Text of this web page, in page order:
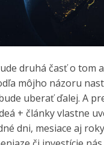
druhá časť o tom
môjho názoru
uberať ďalej. A
+ články vlastne
dni, mesiace aj